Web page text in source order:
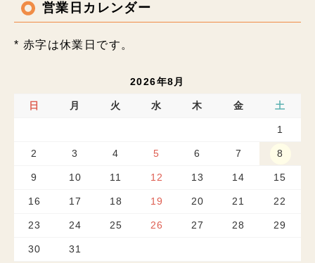
営業日カレンダー
* 赤字は休業日です。
2026年8月
日 月 火 水 木 金 土
1
2 3 4 5 6 7 8
9 10 11 12 13 14 15
16 17 18 19 20 21 22
23 24 25 26 27 28 29
30 31